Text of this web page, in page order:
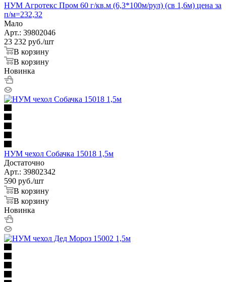
НУМ Агротекс Пром 60 г/кв.м (6,3*100м/рул) (св 1,6м) цена за
п/м=232,32
Мало
Арт.: 39802046
23 232 руб./шт
В корзину
В корзину
Новинка
НУМ чехол Собачка 15018 1,5м
Достаточно
Арт.: 39802342
590 руб./шт
В корзину
В корзину
Новинка